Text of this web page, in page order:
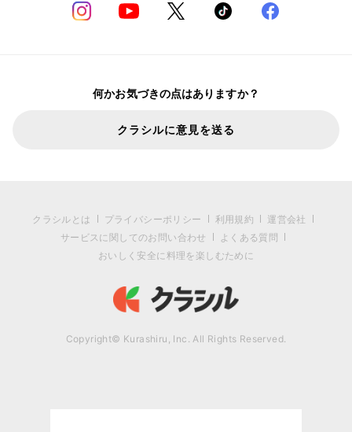
何かお気づきの点はありますか？
クラシルに意見を送る
クラシルとは プライバシーポリシー 利用規約
運営会社
サービスに関してのお問い合わせ
よくある質問
おいしく安全に料理を楽しむために
Copyright© Kurashiru, Inc. All Rights Reserved.